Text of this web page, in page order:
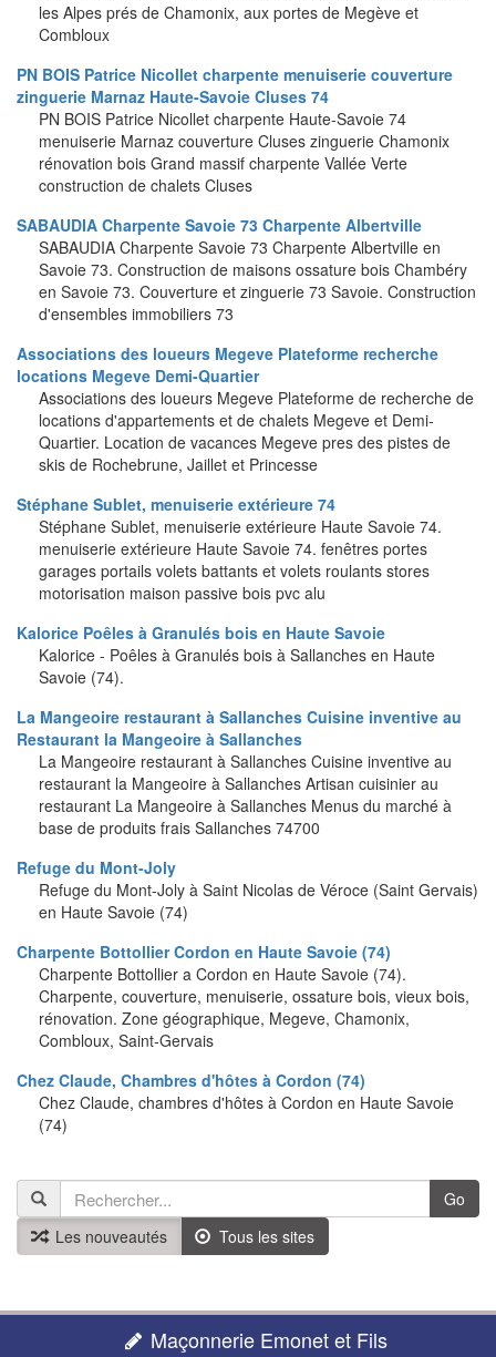
les Alpes prés de Chamonix, aux portes de Megève et
Combloux
PN BOIS Patrice Nicollet charpente menuiserie couverture
zinguerie Marnaz Haute-Savoie Cluses 74
PN BOIS Patrice Nicollet charpente Haute-Savoie 74
menuiserie Marnaz couverture Cluses zinguerie Chamonix
rénovation bois Grand massif charpente Vallée Verte
construction de chalets Cluses
SABAUDIA Charpente Savoie 73 Charpente Albertville
SABAUDIA Charpente Savoie 73 Charpente Albertville en
Savoie 73. Construction de maisons ossature bois Chambéry
en Savoie 73. Couverture et zinguerie 73 Savoie. Construction
d'ensembles immobiliers 73
Associations des loueurs Megeve Plateforme recherche
locations Megeve Demi-Quartier
Associations des loueurs Megeve Plateforme de recherche de
locations d'appartements et de chalets Megeve et Demi-
Quartier. Location de vacances Megeve pres des pistes de
skis de Rochebrune, Jaillet et Princesse
Stéphane Sublet, menuiserie extérieure 74
Stéphane Sublet, menuiserie extérieure Haute Savoie 74.
menuiserie extérieure Haute Savoie 74. fenêtres portes
garages portails volets battants et volets roulants stores
motorisation maison passive bois pvc alu
Kalorice Poêles à Granulés bois en Haute Savoie
Kalorice - Poêles à Granulés bois à Sallanches en Haute
Savoie (74).
La Mangeoire restaurant à Sallanches Cuisine inventive au
Restaurant la Mangeoire à Sallanches
La Mangeoire restaurant à Sallanches Cuisine inventive au
restaurant la Mangeoire à Sallanches Artisan cuisinier au
restaurant La Mangeoire à Sallanches Menus du marché à
base de produits frais Sallanches 74700
Refuge du Mont-Joly
Refuge du Mont-Joly à Saint Nicolas de Véroce (Saint Gervais)
en Haute Savoie (74)
Charpente Bottollier Cordon en Haute Savoie (74)
Charpente Bottollier a Cordon en Haute Savoie (74).
Charpente, couverture, menuiserie, ossature bois, vieux bois,
rénovation. Zone géographique, Megeve, Chamonix,
Combloux, Saint-Gervais
Chez Claude, Chambres d'hôtes à Cordon (74)
Chez Claude, chambres d'hôtes à Cordon en Haute Savoie
(74)
Go
Les nouveautés
Tous les sites
Maçonnerie Emonet et Fils